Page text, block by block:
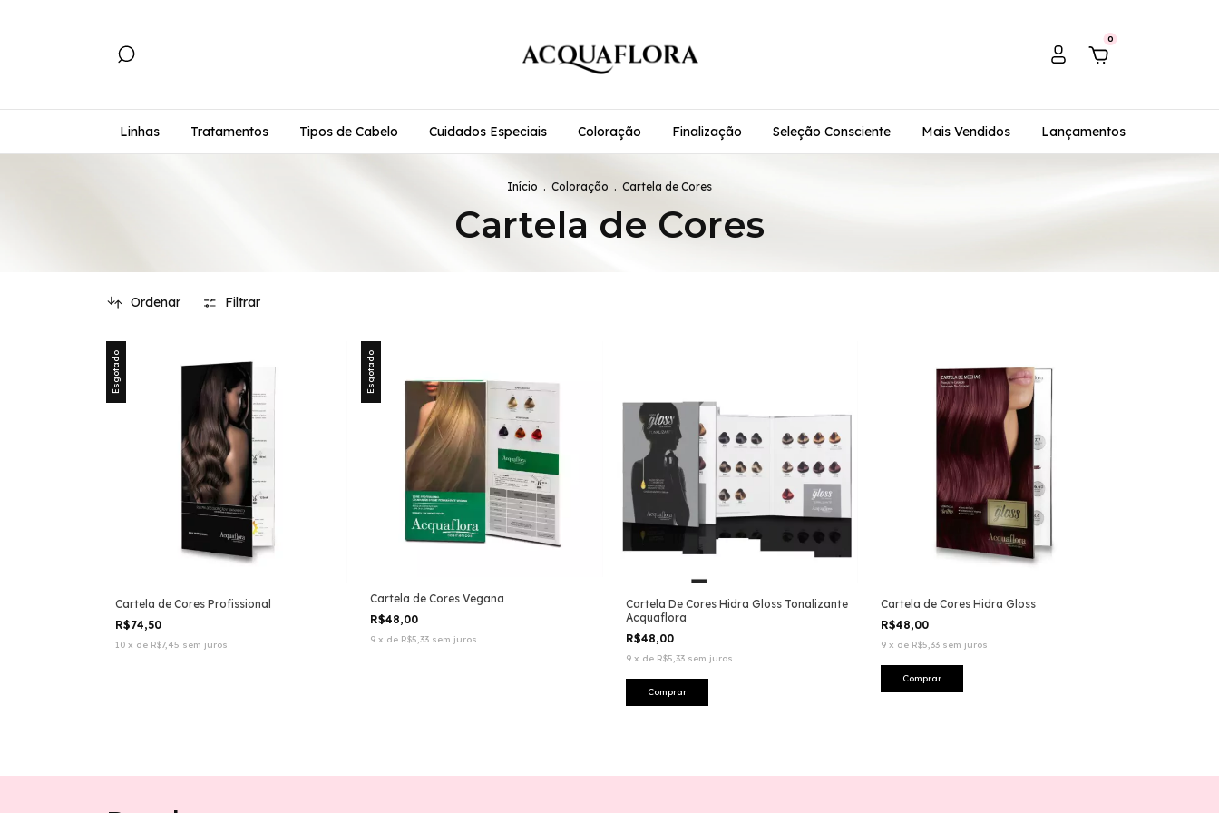
0
Linhas Tratamentos Tipos de Cabelo Cuidados Especiais Coloração Finalização Seleção Consciente Mais Vendidos Lançamentos
Início . Coloração . Cartela de Cores
Cartela de Cores
Ordenar Filtrar
Esgotado
Cartela de Cores Profissional
R$74,50
10 x de R$7,45 sem juros
Esgotado
Cartela de Cores Vegana
R$48,00
9 x de R$5,33 sem juros
Cartela De Cores Hidra Gloss Tonalizante
Acquaflora
R$48,00
9 x de R$5,33 sem juros
Cartela de Cores Hidra Gloss
R$48,00
9 x de R$5,33 sem juros